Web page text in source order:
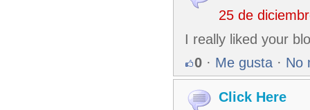
25 de
I really liked your
0 · Me gusta · No
Click Here